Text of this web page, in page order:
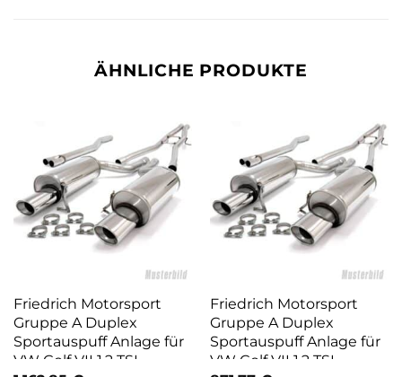
ÄHNLICHE PRODUKTE
Friedrich Motorsport
Gruppe A Duplex
Sportauspuff Anlage für
VW Golf VII 1.2 TSI
Friedrich Motorsport
Gruppe A Duplex
Sportauspuff Anlage für
VW Golf VII 1.2 TSI